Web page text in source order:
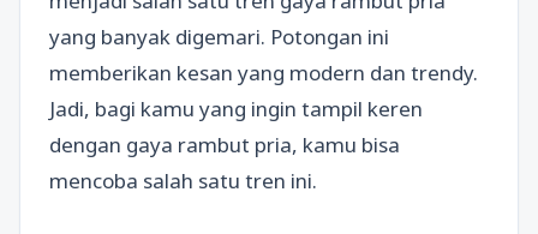
yang banyak digemari. Potongan ini
memberikan kesan yang modern dan trendy.
Jadi, bagi kamu yang ingin tampil keren
dengan gaya rambut pria, kamu bisa
mencoba salah satu tren ini.